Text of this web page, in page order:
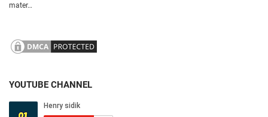
mater…
YOUTUBE CHANNEL